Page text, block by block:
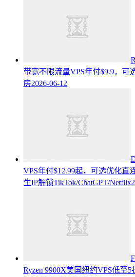
带宽不限流量VPS年付$9.9，可
房2026-06-12
VPS年付$12.99起，可选优化直
生IP解锁TikTok/ChatGPT/Netflix
Ryzen 9900X美国纽约VPS低至